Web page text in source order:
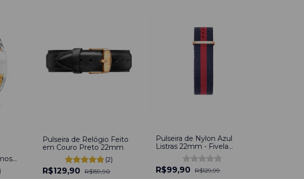
Pulseira de Relógio Feito
em Couro Preto 22mm
(2)
R$129,90 R$159,90
Pulseira de Nylon Azul
Listras 22mm - Fivela
R$99,90 R$129,99